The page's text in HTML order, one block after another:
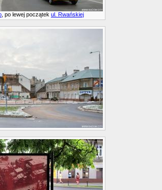
, po lewej początekul. Rwańskiej